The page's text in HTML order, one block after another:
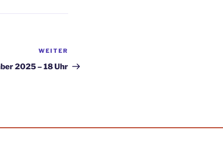
Beitrag
WEITER
2025 – 18 Uhr